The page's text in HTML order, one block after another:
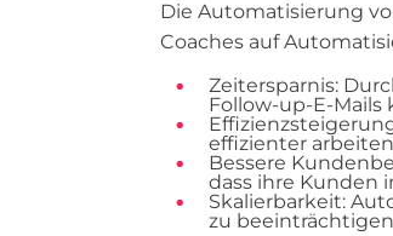
Die Automatisierung
Coaches auf
Zeitersparnis:
Follow-up-E-
effizienter
Bessere
dass ihre Kunden
Skalierbarkeit:
zu